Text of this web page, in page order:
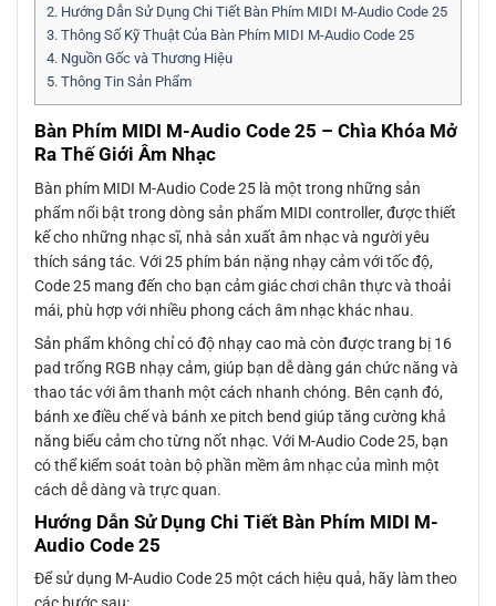
2. Hướng Dẫn Sử Dụng Chi Tiết Bàn Phím MIDI M-Audio Code 25
3. Thông Số Kỹ Thuật Của Bàn Phím MIDI M-Audio Code 25
4. Nguồn Gốc và Thương Hiệu
5. Thông Tin Sản Phẩm
Bàn Phím MIDI M-Audio Code 25 – Chìa Khóa Mở
Ra Thế Giới Âm Nhạc
Bàn phím MIDI M-Audio Code 25 là một trong những sản
phẩm nổi bật trong dòng sản phẩm MIDI controller, được thiết
kế cho những nhạc sĩ, nhà sản xuất âm nhạc và người yêu
thích sáng tác. Với 25 phím bán nặng nhạy cảm với tốc độ,
Code 25 mang đến cho bạn cảm giác chơi chân thực và thoải
mái, phù hợp với nhiều phong cách âm nhạc khác nhau.
Sản phẩm không chỉ có độ nhạy cao mà còn được trang bị 16
pad trống RGB nhạy cảm, giúp bạn dễ dàng gán chức năng và
thao tác với âm thanh một cách nhanh chóng. Bên cạnh đó,
bánh xe điều chế và bánh xe pitch bend giúp tăng cường khả
năng biểu cảm cho từng nốt nhạc. Với M-Audio Code 25, bạn
có thể kiểm soát toàn bộ phần mềm âm nhạc của mình một
cách dễ dàng và trực quan.
Hướng Dẫn Sử Dụng Chi Tiết Bàn Phím MIDI M-
Audio Code 25
Để sử dụng M-Audio Code 25 một cách hiệu quả, hãy làm theo